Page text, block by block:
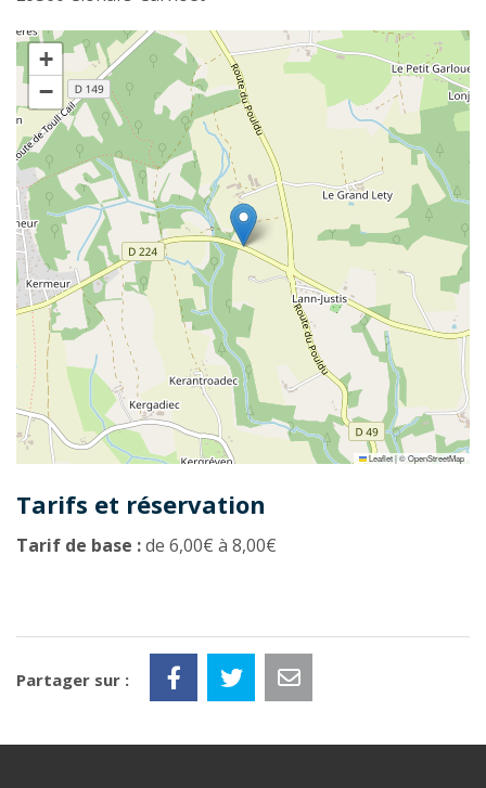
+
−
Leaflet|©OpenStreetMap
Tarifs et réservation
Tarif de base :de 6,00€ à 8,00€
Partager sur :